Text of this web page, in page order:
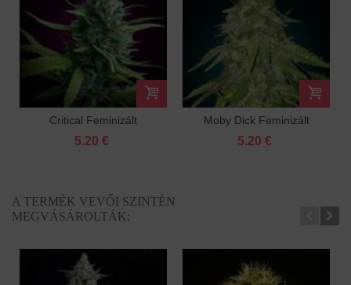
Critical Feminizált
5.20 €
Moby Dick Feminizált
5.20 €
A TERMÉK VEVŐI SZINTÉN
MEGVÁSÁROLTÁK: